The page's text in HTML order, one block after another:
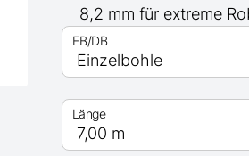
8,2 mm für extreme
EB/DB
Länge